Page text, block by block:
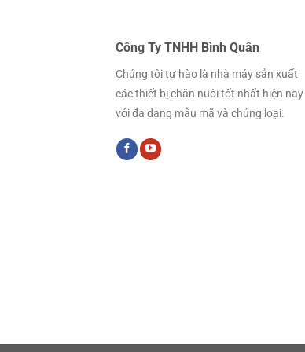
Công Ty TNHH Bình Quân
Chúng tôi tự hào là nhà máy sản xuất
các thiết bị chăn nuôi tốt nhất hiện nay
với đa dạng mẫu mã và chủng loại.